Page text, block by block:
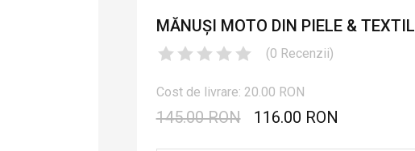
MĂNUȘI MOTO DIN PIELE &
(0 Recenzii)
Cost de livrare: 20.00 RON
145.00 RON 116.00 RON